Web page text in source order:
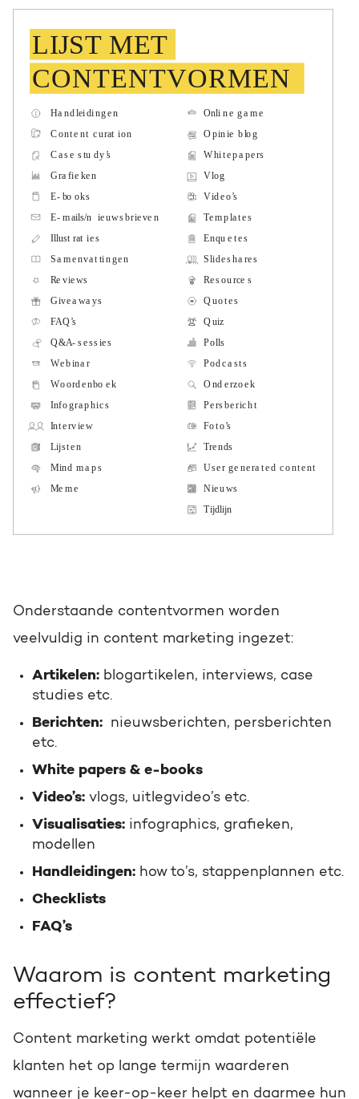
Onderstaande contentvormen worden
veelvuldig in content marketing ingezet:
Artikelen: blogartikelen, interviews, case
studies etc.
Berichten:
nieuwsberichten, persberichten
etc.
White papers & e-books
Video’s: vlogs, uitlegvideo’s etc.
Visualisaties: infographics, grafieken,
modellen
Handleidingen: how to’s, stappenplannen etc.
Checklists
FAQ’s
Waarom is content marketing
effectief?
Content marketing werkt omdat potentiële
klanten het op lange termijn waarderen
wanneer je keer-op-keer helpt en daarmee hun